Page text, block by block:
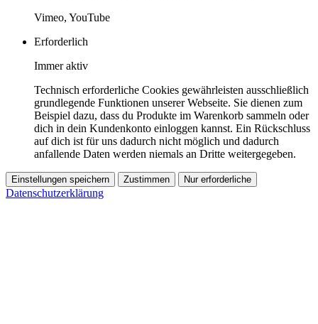
Vimeo, YouTube
Erforderlich
Immer aktiv
Technisch erforderliche Cookies gewährleisten ausschließlich
grundlegende Funktionen unserer Webseite. Sie dienen zum
Beispiel dazu, dass du Produkte im Warenkorb sammeln oder
dich in dein Kundenkonto einloggen kannst. Ein Rückschluss
auf dich ist für uns dadurch nicht möglich und dadurch
anfallende Daten werden niemals an Dritte weitergegeben.
Einstellungen speichern Zustimmen Nur erforderliche
Datenschutzerklärung